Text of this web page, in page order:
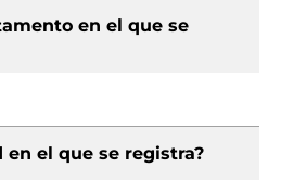
en el que se
en el que se registra?